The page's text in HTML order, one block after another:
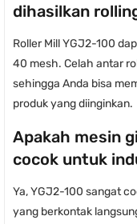
dihasilkan
Roller Mill YGJ2-100
40 mesh. Celah antar
sehingga Anda bisa
produk yang diinginkan.
Apakah mesin
cocok untuk
Ya, YGJ2-100 sangat
yang berkontak